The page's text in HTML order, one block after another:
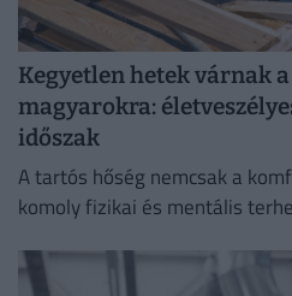
Kegyetlen hetek várnak
magyarokra:
időszak
A tartós hőség nemcsak a
komoly fizikai és mentális